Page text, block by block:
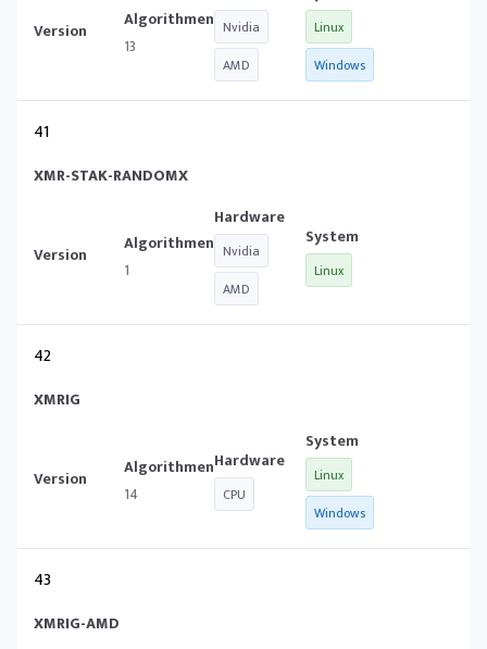
13
Nvidia
AMD
Linux
Windows
41
XMR-STAK-RANDOMX
1
Nvidia
AMD
Linux
42
XMRIG
14 CPU
Linux
Windows
43
XMRIG-AMD